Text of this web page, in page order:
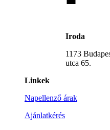
Iroda
1173
utca 65.
Linkek
Napellenző árak
Ajánlatkérés